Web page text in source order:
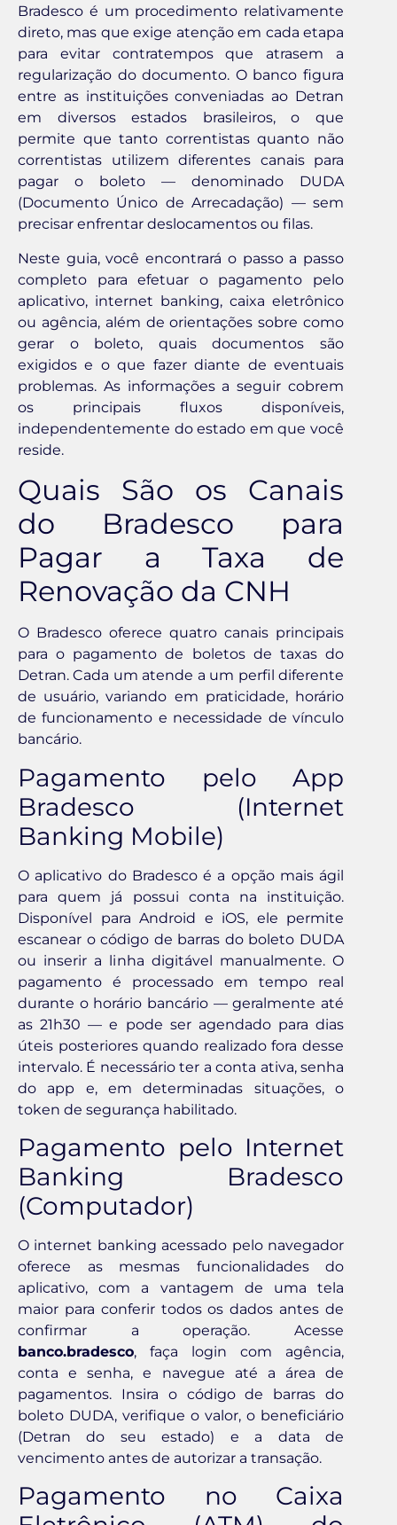
Bradesco é um procedimento relativamente
direto, mas que exige atenção em cada etapa
para evitar contratempos que atrasem a
regularização do documento. O banco figura
entre as instituições conveniadas ao Detran
em diversos estados brasileiros, o que
permite que tanto correntistas quanto não
correntistas utilizem diferentes canais para
pagar o boleto — denominado DUDA
(Documento Único de Arrecadação) — sem
precisar enfrentar deslocamentos ou filas.
Neste guia, você encontrará o passo a passo
completo para efetuar o pagamento pelo
aplicativo, internet banking, caixa eletrônico
ou agência, além de orientações sobre como
gerar o boleto, quais documentos são
exigidos e o que fazer diante de eventuais
problemas. As informações a seguir cobrem
os principais fluxos disponíveis,
independentemente do estado em que você
reside.
Quais São os Canais
do Bradesco para
Pagar a Taxa de
Renovação da CNH
O Bradesco oferece quatro canais principais
para o pagamento de boletos de taxas do
Detran. Cada um atende a um perfil diferente
de usuário, variando em praticidade, horário
de funcionamento e necessidade de vínculo
bancário.
Pagamento pelo App
Bradesco (Internet
Banking Mobile)
O aplicativo do Bradesco é a opção mais ágil
para quem já possui conta na instituição.
Disponível para Android e iOS, ele permite
escanear o código de barras do boleto DUDA
ou inserir a linha digitável manualmente. O
pagamento é processado em tempo real
durante o horário bancário — geralmente até
as 21h30 — e pode ser agendado para dias
úteis posteriores quando realizado fora desse
intervalo. É necessário ter a conta ativa, senha
do app e, em determinadas situações, o
token de segurança habilitado.
Pagamento pelo Internet
Banking Bradesco
(Computador)
O internet banking acessado pelo navegador
oferece as mesmas funcionalidades do
aplicativo, com a vantagem de uma tela
maior para conferir todos os dados antes de
confirmar a operação. Acesse
banco.bradesco, faça login com agência,
conta e senha, e navegue até a área de
pagamentos. Insira o código de barras do
boleto DUDA, verifique o valor, o beneficiário
(Detran do seu estado) e a data de
vencimento antes de autorizar a transação.
Pagamento no Caixa